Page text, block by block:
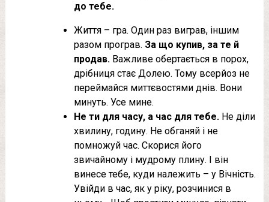
до тебе.
Життя – гра. Один раз виграв, іншим
разом програв. За що купив, за те й
продав.Важливе обертається в порох,
дрібниця стає Долею. Тому всерйоз не
переймайся миттєвостями днів. Вони
минуть. Усе мине.
Не ти для часу, а час для тебе.Не діли
хвилину, годину. Не обганяй і не
помножуй час. Скорися його
звичайному і мудрому плину. І він
винесе тебе, куди належить – у Вічність.
Увійди в час, як у ріку, розчинися в